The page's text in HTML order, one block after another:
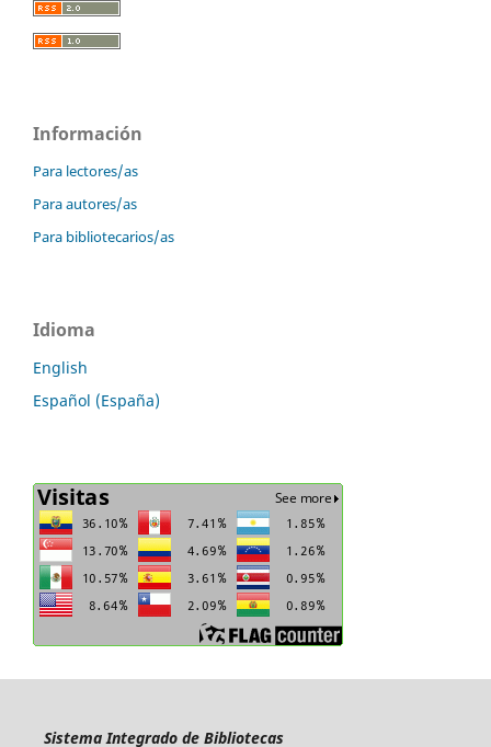
Información
Para lectores/as
Para autores/as
Para bibliotecarios/as
Idioma
English
Español (España)
Sistema Integrado de Bibliotecas